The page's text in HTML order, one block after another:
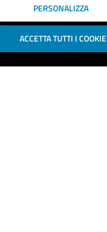
2
PERSONALIZZA
ACCETTA TUTTI I COOKIE